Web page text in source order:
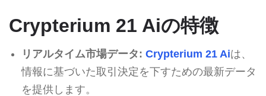
Crypterium 21 Aiの特徴
リアルタイム市場データ: Crypterium 21 Aiは、
情報に基づいた取引決定を下すための最新データ
を提供します。